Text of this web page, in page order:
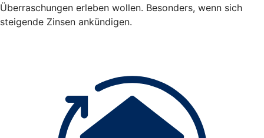
Überraschungen erleben wollen. Besonders, wenn sich
steigende Zinsen ankündigen.